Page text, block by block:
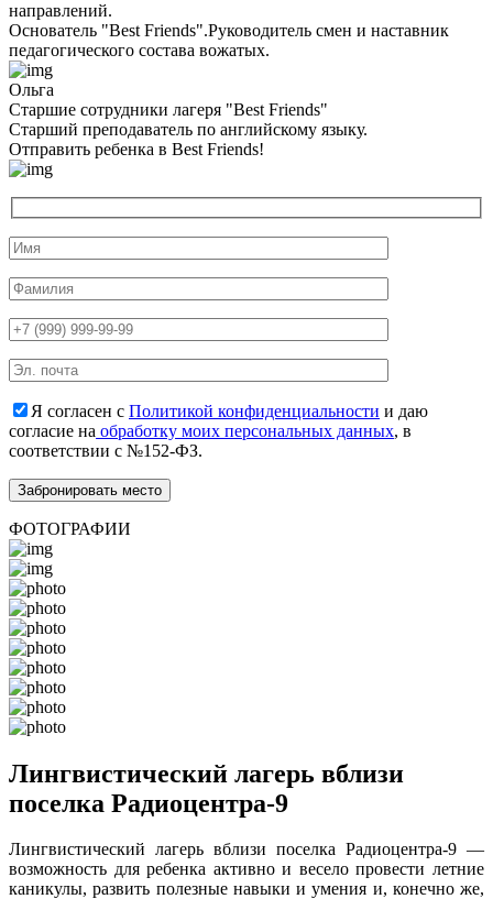
направлений.
Основатель "Best Friends".Руководитель смен и наставник
педагогического состава вожатых.
Ольга
Старшие сотрудники лагеря "Best Friends"
Cтарший преподаватель по английскому языку.
Отправить ребенка в Best Friends!
Я согласен с Политикой конфиденциальности и даю
согласие на обработку моих персональных данных, в
соответствии с №152-ФЗ.
ФОТОГРАФИИ
Лингвистический лагерь вблизи
поселка Радиоцентра-9
Лингвистический лагерь вблизи поселка Радиоцентра-9 —
возможность для ребенка активно и весело провести летние
каникулы, развить полезные навыки и умения и, конечно же,